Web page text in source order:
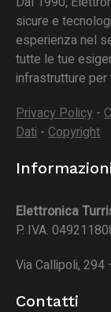
sicure e
esperienza nel
tutte le tue
infrastrutture per
Privacy Policy -
Dati -Copyright
Elettronica
P. IVA.
Via Callipoli, 294
Contatti